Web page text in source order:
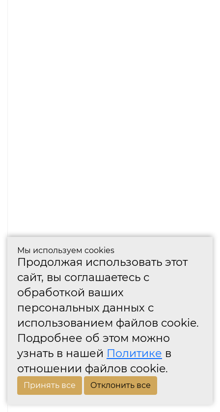
Мы используем cookies
Продолжая использовать этот
сайт, вы соглашаетесь с
обработкой ваших
персональных данных с
использованием файлов cookie.
Подробнее об этом можно
узнать в нашей Политике в
отношении файлов cookie.
Принять все Отклонить все